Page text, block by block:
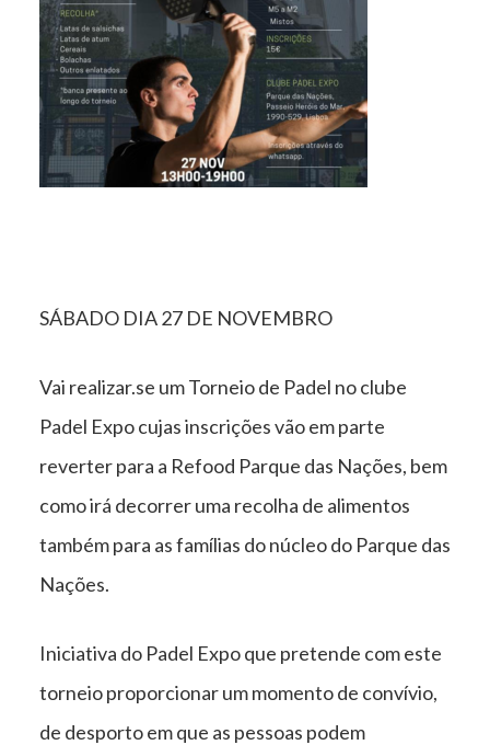
SÁBADO DIA 27 DE NOVEMBRO
Vai realizar.se um Torneio de Padel no clube
Padel Expo cujas inscrições vão em parte
reverter para a Refood Parque das Nações, bem
como irá decorrer uma recolha de alimentos
também para as famílias do núcleo do Parque das
Nações.
Iniciativa do Padel Expo que pretende com este
torneio proporcionar um momento de convívio,
de desporto em que as pessoas podem